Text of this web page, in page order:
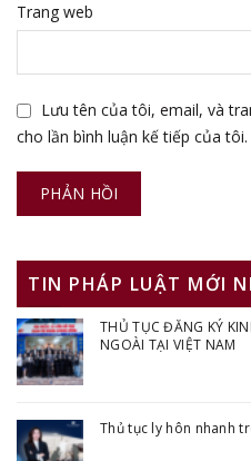
Trang web
Lưu tên của tôi, email, và
cho lần bình luận kế tiếp của tôi.
TIN PHÁP LUẬT MỚI
THỦ TỤC ĐĂNG KÝ
NGOÀI TẠI VIỆT NAM
Thủ tục ly hôn nhanh